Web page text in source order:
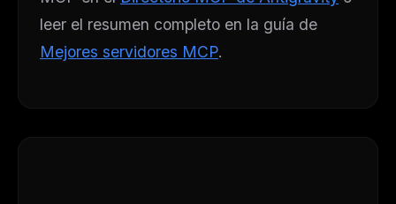
leer el resumen completo en la guía de
Mejores servidores MCP.